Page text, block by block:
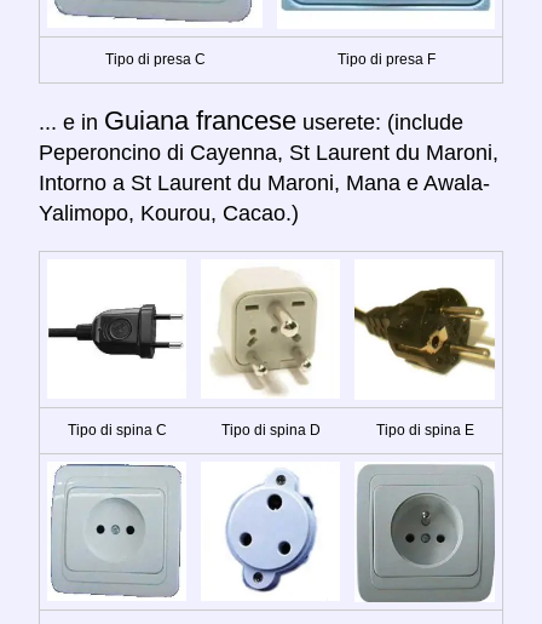
Tipo di presa C Tipo di presa F
... e in Guiana francese userete: (include
Peperoncino di Cayenna, St Laurent du Maroni,
Intorno a St Laurent du Maroni, Mana e Awala-
Yalimopo, Kourou, Cacao.)
Tipo di spina C Tipo di spina D Tipo di spina E